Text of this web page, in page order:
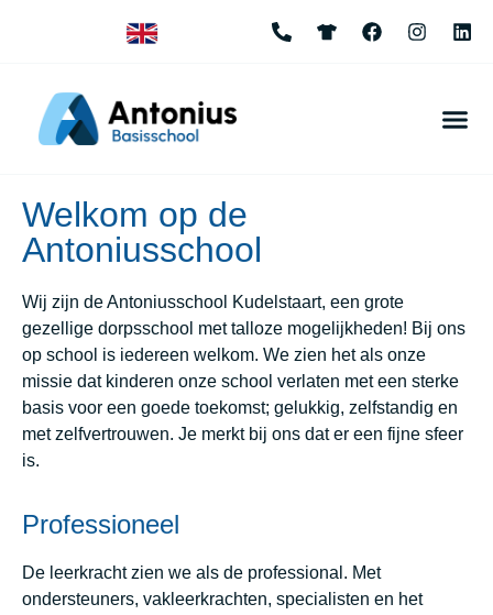
Welkom op de
Antoniusschool
Wij zijn de Antoniusschool Kudelstaart, een grote
gezellige dorpsschool met talloze mogelijkheden! Bij ons
op school is iedereen welkom. We zien het als onze
missie dat kinderen onze school verlaten met een sterke
basis voor een goede toekomst; gelukkig, zelfstandig en
met zelfvertrouwen. Je merkt bij ons dat er een fijne sfeer
is.
Professioneel
De leerkracht zien we als de professional. Met
ondersteuners, vakleerkrachten, specialisten en het